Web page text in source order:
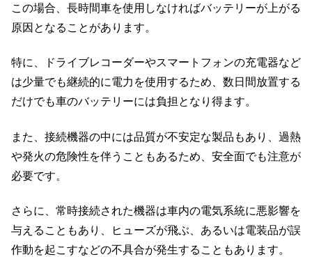
この場合、長時間車を使用しなければバッテリーが上がる
原因となることがあります。
特に、ドライブレコーダーやスマートフォンの充電器など
は少量でも継続的に電力を使用するため、数日間放置する
だけでも車のバッテリーには負担となり得ます。
また、接続機器の中には品質が不安定な製品もあり、過熱
や発火の危険性を伴うこともあるため、安全面でも注意が
必要です。
さらに、常時接続された機器は車内の電気系統に悪影響を
与えることもあり、ヒューズが飛ぶ、あるいは電装品が誤
作動を起こすなどの不具合が発生することもあります。